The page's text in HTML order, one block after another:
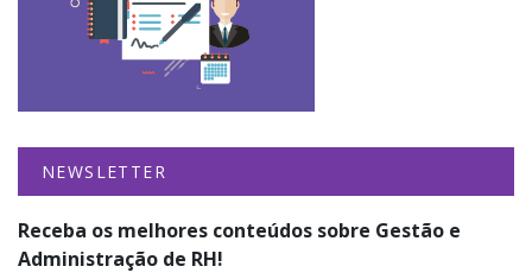
NEWSLETTER
Receba os melhores conteúdos sobre Gestão e
Administração de RH!